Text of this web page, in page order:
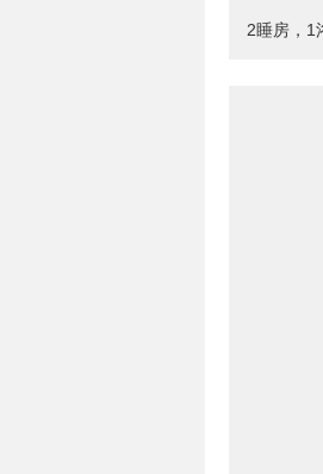
2睡房，1